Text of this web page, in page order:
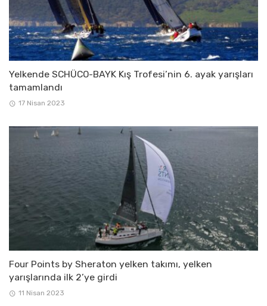
Yelkende SCHÜCO-BAYK Kış Trofesi’nin 6. ayak yarışları
tamamlandı
17 Nisan 2023
Four Points by Sheraton yelken takımı, yelken
yarışlarında ilk 2’ye girdi
11 Nisan 2023